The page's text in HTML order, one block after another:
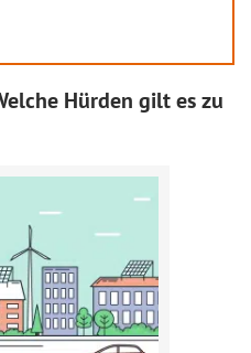
Hürden gilt es zu